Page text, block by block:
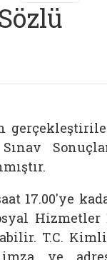
17.00'ye
Hizmetler
T.C.
imza ve